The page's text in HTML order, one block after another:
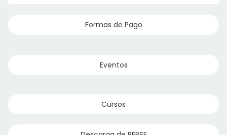
Formas de Pago
Eventos
Cursos